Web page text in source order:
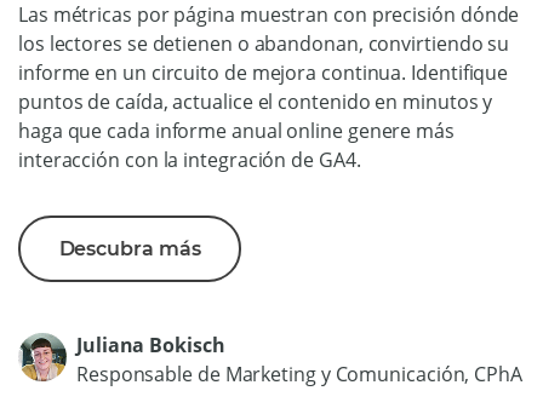
Las métricas por página muestran con precisión dónde
los lectores se detienen o abandonan, convirtiendo su
informe en un circuito de mejora continua. Identifique
puntos de caída, actualice el contenido en minutos y
haga que cada informe anual online genere más
interacción con la integración de GA4.
Descubra más
Juliana Bokisch
Responsable de Marketing y Comunicación, CPhA